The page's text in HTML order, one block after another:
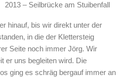
2013 – Seilbrücke am Stuibenfall
hinauf, bis wir direkt unter der
in die der Klettersteig
Seite noch immer Jörg. Wir
er uns begleiten wird. Die
ging es schräg bergauf immer an